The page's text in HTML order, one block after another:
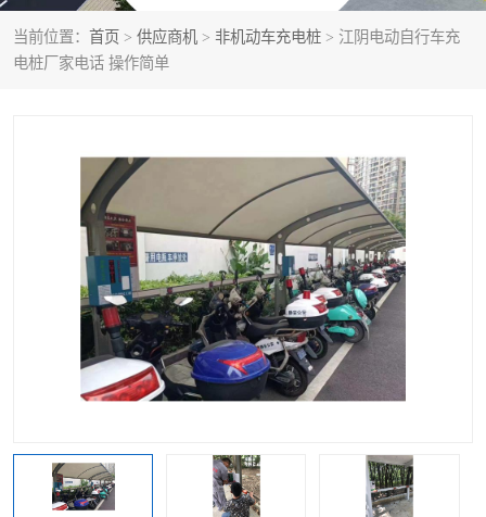
当前位置： 首页 > 供应商机 > 非机动车充电桩 > 江阴电动自行车充
电桩厂家电话 操作简单